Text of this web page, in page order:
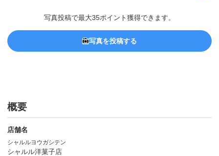
写真投稿で最大35ポイント獲得できます。
写真を投稿する
概要
店舗名
シャルルヨウガシテン
シャルル洋菓子店